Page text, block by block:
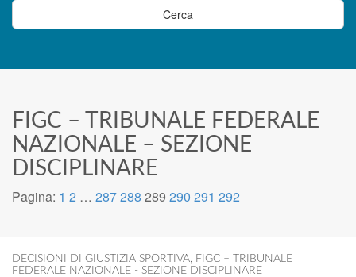
FIGC – TRIBUNALE FEDERALE
NAZIONALE – SEZIONE
DISCIPLINARE
Pagina: 1 2 … 287288 289 290 291 292
DECISIONI DI GIUSTIZIA SPORTIVA, FIGC – TRIBUNALE
FEDERALE NAZIONALE - SEZIONE DISCIPLINARE